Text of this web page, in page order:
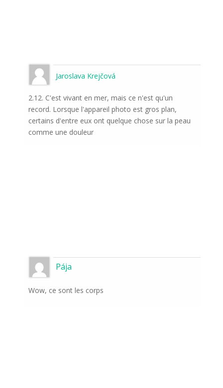
Jaroslava Krejčová
2.12. C'est vivant en mer, mais ce n'est qu'un
record. Lorsque l'appareil photo est gros plan,
certains d'entre eux ont quelque chose sur la peau
comme une douleur
Pája
Wow, ce sont les corps